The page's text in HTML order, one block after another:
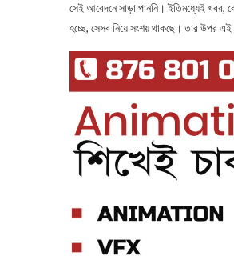
সেই আবেদনে সাড়া পাননি। ইতিমধ্যেই খবর,
হচ্ছে, সেসব নিয়ে সংশয় থাকছে। তার উপর এই